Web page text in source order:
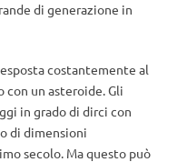
di generazione in
costantemente al
un asteroide. Gli
in grado di dirci con
di dimensioni
secolo. Ma questo può